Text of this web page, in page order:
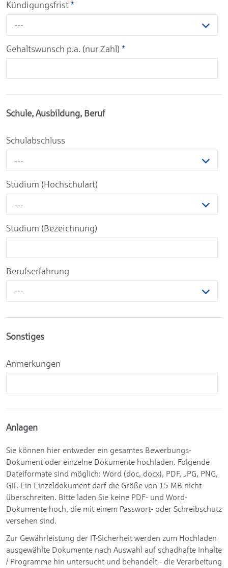
Kündigungsfrist *
---
Gehaltswunsch p.a. (nur Zahl) *
Schule, Ausbildung, Beruf
Schulabschluss
---
Studium (Hochschulart)
---
Studium (Bezeichnung)
Berufserfahrung
---
Sonstiges
Anmerkungen
Anlagen
Sie können hier entweder ein gesamtes Bewerbungs-
Dokument oder einzelne Dokumente hochladen. Folgende
Dateiformate sind möglich: Word (doc, docx), PDF, JPG, PNG,
GIF. Ein Einzeldokument darf die Größe von 15 MB nicht
überschreiten. Bitte laden Sie keine PDF- und Word-
Dokumente hoch, die mit einem Passwort- oder Schreibschutz
versehen sind.
Zur Gewährleistung der IT-Sicherheit werden zum Hochladen
ausgewählte Dokumente nach Auswahl auf schadhafte Inhalte
/ Programme hin untersucht und behandelt - die Verarbeitung